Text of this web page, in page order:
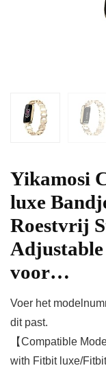
Yikamosi
luxe
Roestvrij
voor…
Voer het
dit past.
【Compatible
with Fitbit luxe/